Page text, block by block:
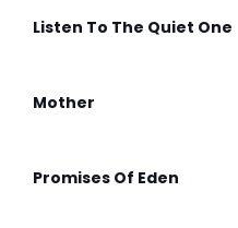
Listen To The Quiet One
Mother
Promises Of Eden